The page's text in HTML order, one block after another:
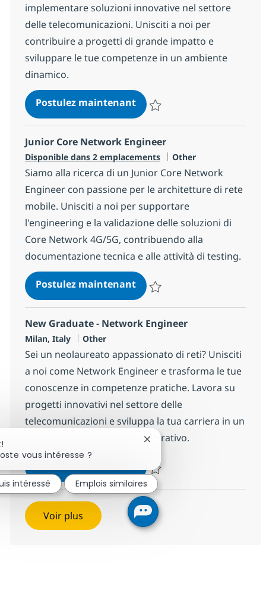
implementare soluzioni innovative nel settore
delle telecomunicazioni. Unisciti a noi per
contribuire a progetti di grande impatto e
sviluppare le tue competenze in un ambiente
dinamico.
Postulez maintenantCore Network Engineer /
Junior Core Network Engineer
Disponible dans 2 emplacements Catégorie
Other
Siamo alla ricerca di un Junior Core Network
Engineer con passione per le architetture di rete
mobile. Unisciti a noi per supportare
l'engineering e la validazione delle soluzioni di
Core Network 4G/5G, contribuendo alla
documentazione tecnica e alle attività di testing.
Postulez maintenantJunior Core Network
New Graduate - Network Engineer
Localisation
Milan, Italy Catégorie
Other
Sei un neolaureato appassionato di reti? Unisciti
a noi come Network Engineer e trasforma le tue
conoscenze in competenze pratiche. Lavora su
progetti innovativi nel settore delle
telecomunicazioni e sviluppa la tua carriera in un
ambiente stimolante e collaborativo.
New Graduate - Network
Sauvegarder New Graduate -
Voir plus
vous intéresse ?
Fermer la notification du
intéressé Emplois similaires